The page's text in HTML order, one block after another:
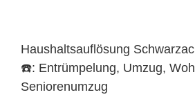
Haushaltsauflösung
☎️: Entrümpelung, Umzug,
Seniorenumzug